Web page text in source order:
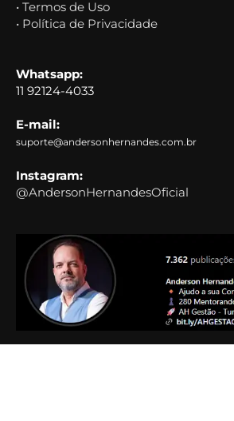
• Termos de Uso
• Política de Privacidade
Whatsapp:
11 92124-4033
E-mail:
suporte@andersonhernandes.com.br
Instagram:
@AndersonHernandesOficial